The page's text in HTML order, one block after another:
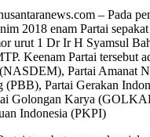
– Pada
2018 enam Partai
urut 1 Dr Ir H Syamsul
Keenam Partai tersebut
Partai Amanat
(PBB), Partai Gerakan
Golongan Karya
Indonesia (PKPI)